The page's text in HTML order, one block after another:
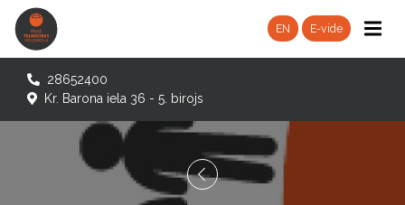
EN E-vide
28652400
Kr. Barona iela 36 - 5. birojs